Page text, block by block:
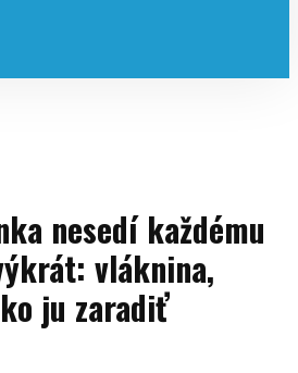
nesedí každému
vláknina,
ju zaradiť